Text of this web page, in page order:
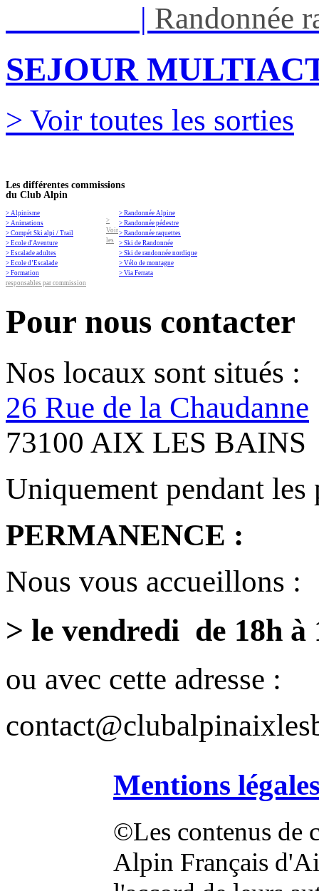
| Randonnée
SEJOUR
> Voir toutes les sorties
Les différentes commissions
du Club Alpin
> Alpinisme
> Animations
> Compét Ski alpi / Trail
> Ecole d'Aventure
> Escalade adultes
> Ecole d’Escalade
> Formation
> Randonnée Alpine
> Randonnée pédestre
> Randonnée raquettes
> Ski de Randonnée
> Ski de randonnée nordique
> Vélo de montagne
> Via Ferrata
>
Voir
les
responsables par commission
Pour nous contacter
Nos locaux sont situés :
26 Rue de la Chaudanne
73100 AIX LES BAINS
Uniquement pendant les
PERMANENCE :
Nous vous accueillons :
> le vendredi de 18h à
ou avec cette adresse :
Mentions
©Les contenus de
Alpin Français